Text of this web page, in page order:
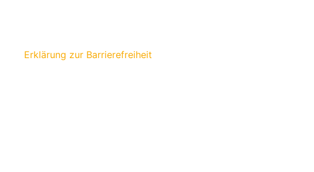
Erklärung zur Barrierefreiheit